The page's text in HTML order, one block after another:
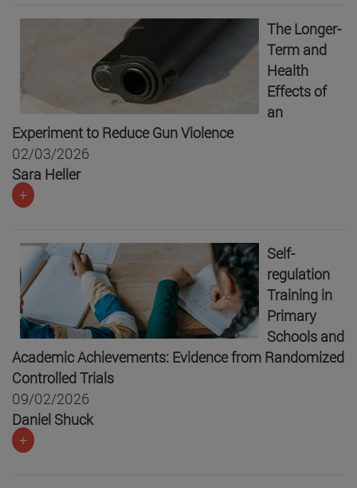
The Longer-
Term and
Health
Effects of
an
Experiment to Reduce Gun Violence
02/03/2026
Sara Heller
+
Self-
regulation
Training in
Primary
Schools and
Academic Achievements: Evidence from Randomized
Controlled Trials
09/02/2026
Daniel Shuck
+